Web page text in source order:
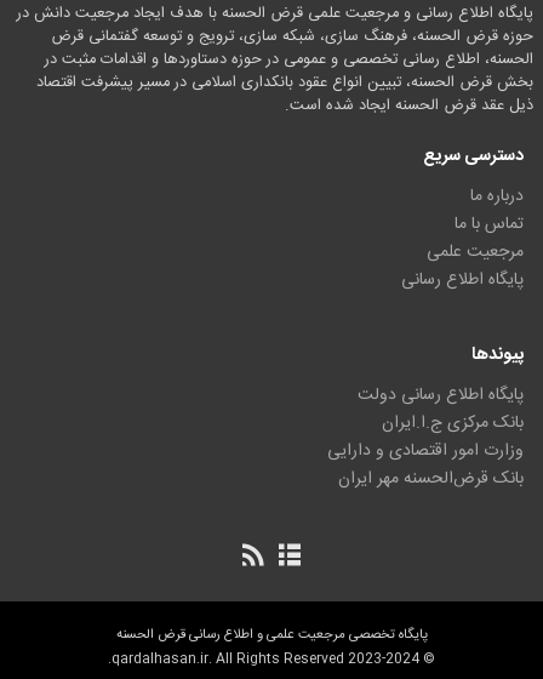
پایگاه اطلاع رسانی و مرجعیت علمی قرض الحسنه با هدف ایجاد مرجعیت دانش در
حوزه قرض الحسنه، فرهنگ سازی، شبکه سازی، ترویج و توسعه گفتمانی قرض
الحسنه، اطلاع رسانی تخصصی و عمومی در حوزه دستاوردها و اقدامات مثبت در
بخش قرض الحسنه، تبیین انواع عقود بانکداری اسلامی در مسیر پیشرفت اقتصاد
ذیل عقد قرض الحسنه ایجاد شده است.
دسترسی سریع
درباره ما
تماس با ما
مرجعیت علمی
پایگاه اطلاع رسانی
پیوندها
پایگاه اطلاع رسانی دولت
بانک مرکزی ج.ا.ایران
وزارت امور اقتصادی و دارایی
بانک قرض‌الحسنه مهر ایران
پایگاه تخصصی مرجعیت علمی و اطلاع رسانی قرض الحسنه
© 2023-2024 qardalhasan.ir. All Rights Reserved.